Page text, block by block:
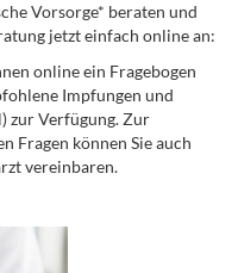
Vorsorge* beraten und
jetzt einfach online an:
online ein Fragebogen
Impfungen und
zur Verfügung. Zur
Fragen können Sie auch
vereinbaren.